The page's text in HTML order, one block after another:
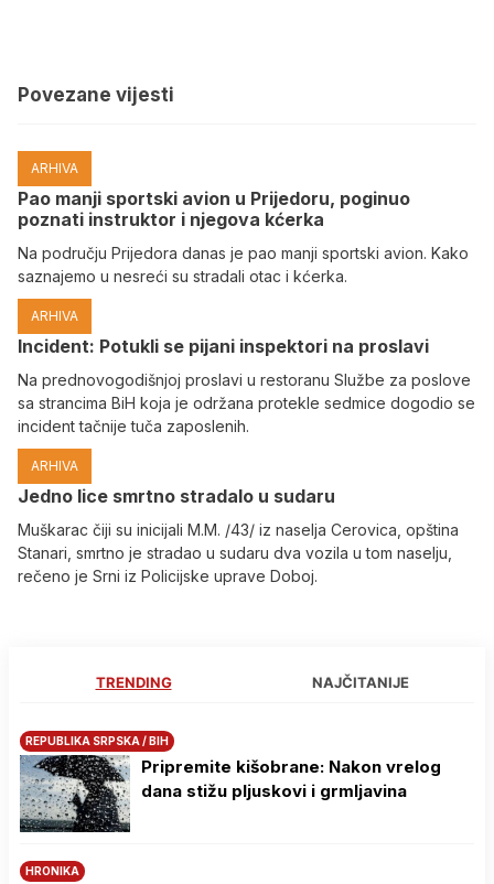
Povezane vijesti
ARHIVA
Pao manji sportski avion u Prijedoru, poginuo
poznati instruktor i njegova kćerka
Na području Prijedora danas je pao manji sportski avion. Kako
saznajemo u nesreći su stradali otac i kćerka.
ARHIVA
Incident: Potukli se pijani inspektori na proslavi
Na prednovogodišnjoj proslavi u restoranu Službe za poslove
sa strancima BiH koja je održana protekle sedmice dogodio se
incident tačnije tuča zaposlenih.
ARHIVA
Јedno lice smrtno stradalo u sudaru
Muškarac čiji su inicijali M.M. /43/ iz naselja Cerovica, opština
Stanari, smrtno je stradao u sudaru dva vozila u tom naselju,
rečeno je Srni iz Policijske uprave Doboj.
TRENDING NAJČITANIJE
REPUBLIKA SRPSKA / BIH
Pripremite kišobrane: Nakon vrelog
dana stižu pljuskovi i grmljavina
HRONIKA